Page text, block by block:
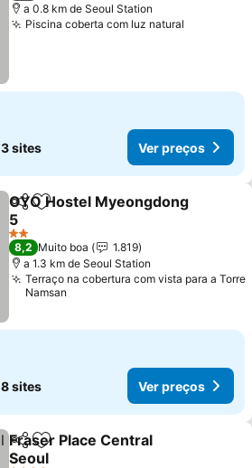
a 0.8 km de Seoul Station
Piscina coberta com luz natural
3 sites Ver preços
PartilharAdicionar aos favoritos
OYO Hostel Myeongdong
5
2 Estrelas
8,2 Muito boa
1.819
a 1.3 km de Seoul Station
Terraço na cobertura com vista para a Torre
Namsan
8 sites Ver preços
PartilharAdicionar aos favoritos
Fraser Place Central
Seoul